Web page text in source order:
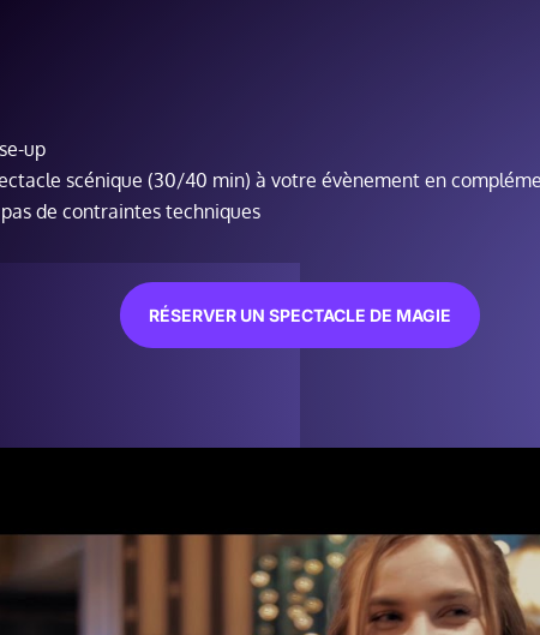
up
scénique (30/40 min) à votre évènement en
as de contraintes techniques
RÉSERVER UN SPECTACLE DE MAGIE